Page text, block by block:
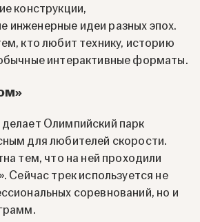
конструкции,
инженерные идеи разных эпох.
кто любит технику, историю
интерактивные форматы.
Олимпийский парк
для любителей скорости.
тем, что на ней проходили
Сейчас трек используется не
соревнований, но и